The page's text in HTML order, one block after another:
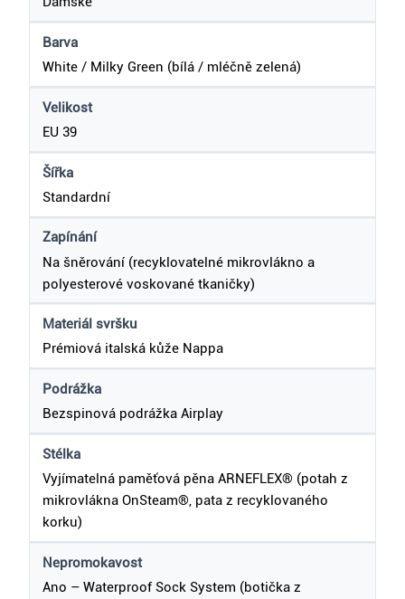
Barva
White / Milky Green (bílá / mléčně zelená)
Velikost
EU 39
Šířka
Standardní
Zapínání
Na šněrování (recyklovatelné mikrovlákno a
polyesterové voskované tkaničky)
Materiál svršku
Prémiová italská kůže Nappa
Podrážka
Bezspinová podrážka Airplay
Stélka
Vyjímatelná paměťová pěna ARNEFLEX® (potah z
mikrovlákna OnSteam®, pata z recyklovaného
korku)
Nepromokavost
Ano – Waterproof Sock System (botička z